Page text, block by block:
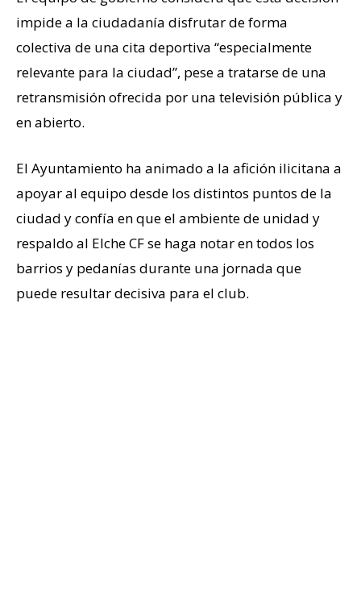
impide a la ciudadanía disfrutar de forma
colectiva de una cita deportiva “especialmente
relevante para la ciudad”, pese a tratarse de una
retransmisión ofrecida por una televisión pública y
en abierto.
El Ayuntamiento ha animado a la afición ilicitana a
apoyar al equipo desde los distintos puntos de la
ciudad y confía en que el ambiente de unidad y
respaldo al Elche CF se haga notar en todos los
barrios y pedanías durante una jornada que
puede resultar decisiva para el club.